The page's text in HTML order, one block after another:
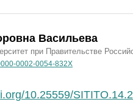
Васильева
при Правительстве
0002-0054-832X
10.25559/